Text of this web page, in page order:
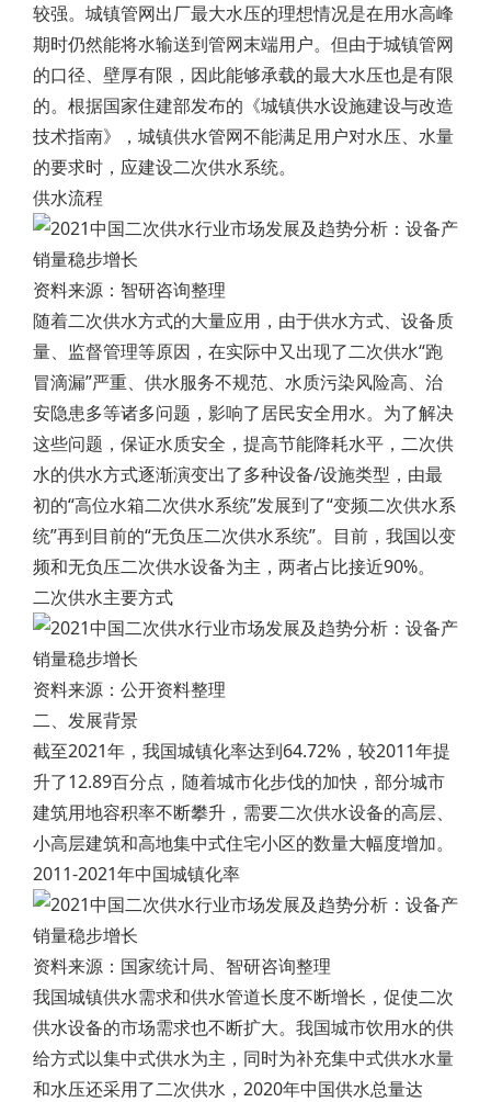
较强。城镇管网出厂最大水压的理想情况是在用水高峰
期时仍然能将水输送到管网末端用户。但由于城镇管网
的口径、壁厚有限，因此能够承载的最大水压也是有限
的。根据国家住建部发布的《城镇供水设施建设与改造
技术指南》，城镇供水管网不能满足用户对水压、水量
的要求时，应建设二次供水系统。
供水流程
资料来源：智研咨询整理
随着二次供水方式的大量应用，由于供水方式、设备质
量、监督管理等原因，在实际中又出现了二次供水“跑
冒滴漏”严重、供水服务不规范、水质污染风险高、治
安隐患多等诸多问题，影响了居民安全用水。为了解决
这些问题，保证水质安全，提高节能降耗水平，二次供
水的供水方式逐渐演变出了多种设备/设施类型，由最
初的“高位水箱二次供水系统”发展到了“变频二次供水系
统”再到目前的“无负压二次供水系统”。目前，我国以变
频和无负压二次供水设备为主，两者占比接近90%。
二次供水主要方式
资料来源：公开资料整理
二、发展背景
截至2021年，我国城镇化率达到64.72%，较2011年提
升了12.89百分点，随着城市化步伐的加快，部分城市
建筑用地容积率不断攀升，需要二次供水设备的高层、
小高层建筑和高地集中式住宅小区的数量大幅度增加。
2011-2021年中国城镇化率
资料来源：国家统计局、智研咨询整理
我国城镇供水需求和供水管道长度不断增长，促使二次
供水设备的市场需求也不断扩大。我国城市饮用水的供
给方式以集中式供水为主，同时为补充集中式供水水量
和水压还采用了二次供水，2020年中国供水总量达